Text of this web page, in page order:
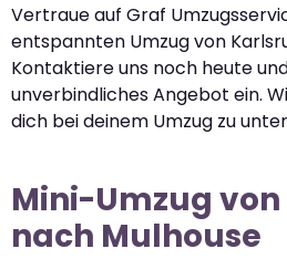
Vertraue auf Graf
entspannten Umzug von
Kontaktiere uns noch heute
unverbindliches Angebot ein.
dich bei deinem Umzug zu
Mini-Umzug
nach Mulhouse